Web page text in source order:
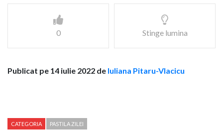
0 Stinge lumina
Publicat pe 14 iulie 2022 de Iuliana Pitaru-Vlacicu
CATEGORIA PASTILA ZILEI